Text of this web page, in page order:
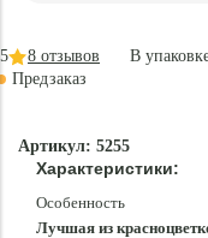
В
5 8 отзывов
Предзаказ
Артикул: 5255
Характеристики:
Особенность
Лучшая из